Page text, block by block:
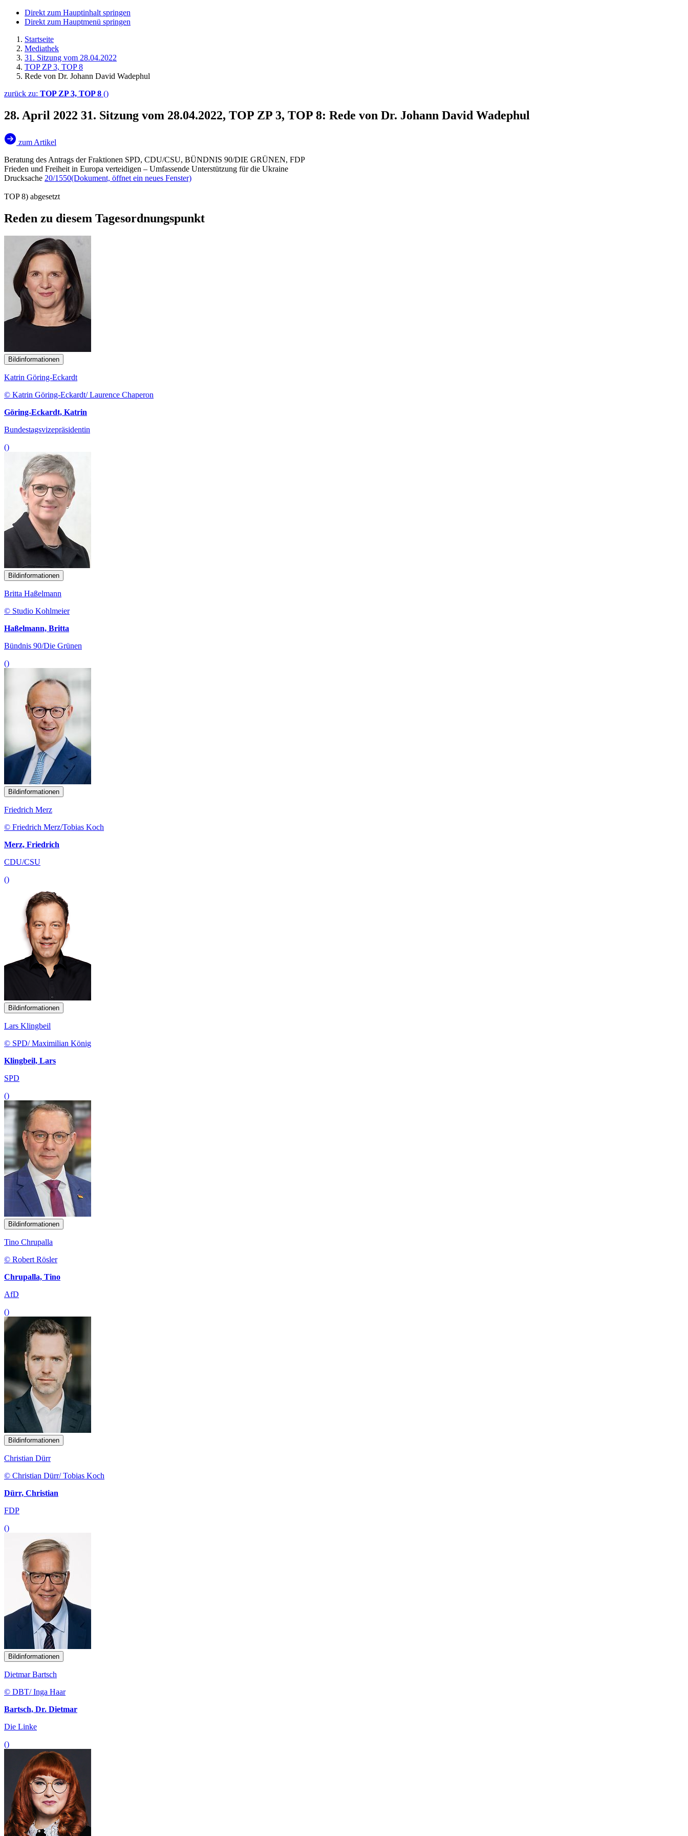
Direkt zum Hauptinhalt springen
Direkt zum Hauptmenü springen
Startseite
Mediathek
31. Sitzung vom 28.04.2022
TOP ZP 3, TOP 8
Rede von Dr. Johann David Wadephul
zurück zu: TOP ZP 3, TOP 8 ()
28. April 2022 31. Sitzung vom 28.04.2022, TOP ZP 3, TOP 8: Rede von Dr. Johann David Wadephul
zum Artikel
Beratung des Antrags der Fraktionen SPD, CDU/CSU, BÜNDNIS 90/DIE GRÜNEN, FDP
Frieden und Freiheit in Europa verteidigen – Umfassende Unterstützung für die Ukraine
Drucksache 20/1550(Dokument, öffnet ein neues Fenster)
TOP 8) abgesetzt
Reden zu diesem Tagesordnungspunkt
Bildinformationen
Katrin Göring-Eckardt
© Katrin Göring-Eckardt/ Laurence Chaperon
Göring-Eckardt, Katrin
Bundestagsvizepräsidentin
()
Bildinformationen
Britta Haßelmann
© Studio Kohlmeier
Haßelmann, Britta
Bündnis 90/Die Grünen
()
Bildinformationen
Friedrich Merz
© Friedrich Merz/Tobias Koch
Merz, Friedrich
CDU/CSU
()
Bildinformationen
Lars Klingbeil
© SPD/ Maximilian König
Klingbeil, Lars
SPD
()
Bildinformationen
Tino Chrupalla
© Robert Rösler
Chrupalla, Tino
AfD
()
Bildinformationen
Christian Dürr
© Christian Dürr/ Tobias Koch
Dürr, Christian
FDP
()
Bildinformationen
Dietmar Bartsch
© DBT/ Inga Haar
Bartsch, Dr. Dietmar
Die Linke
()